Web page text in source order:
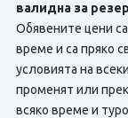
валидна за
Обявените цени
време и са пряко
условията на
променят или
всяко време и